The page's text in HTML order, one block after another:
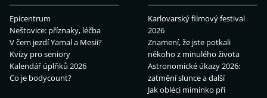
Epicentrum
Neštovice: příznaky, léčba
V čem jezdí Yamal a Mesii?
Kvízy pro seniory
Kalendář úplňků 2026
Co je bodycount?
Karlovarský filmový festival
2026
Znamení, že jste potkali
někoho z minulého života
Astronomické úkazy 2026:
zatmění slunce a další
Jak obléci miminko při